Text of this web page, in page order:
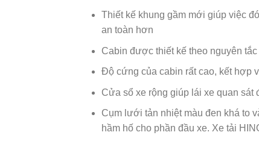
Thiết kế khung gầm mới giúp việc
an toàn hơn
Cabin được thiết kế theo nguyên
Độ cứng của cabin rất cao, kết hợp
Cửa sổ xe rộng giúp lái xe quan sát
Cụm lưới tản nhiệt màu đen khá to
hầm hố cho phần đầu xe. Xe tải